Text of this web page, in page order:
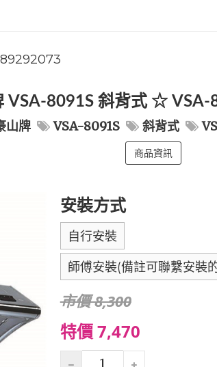
VSA-8091S 斜背式 ☆ VSA-
山牌 VSA-8091S 斜背式
商品資訊
安裝方式
自行安裝
師傅安裝(備註可聯繫安裝
市價 8,300
特價 7,470